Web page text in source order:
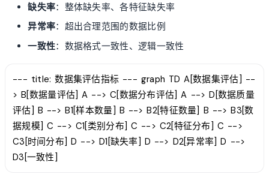
缺失率：整体缺失率、各特征缺失率
异常率：超出合理范围的数据比例
一致性：数据格式一致性、逻辑一致性
--- title: 数据集评估指标 --- graph TD A[数据集评估] --
> B[数据量评估] A --> C[数据分布评估] A --> D[数据质量
评估] B --> B1[样本数量] B --> B2[特征数量] B --> B3[数
据规模] C --> C1[类别分布] C --> C2[特征分布] C -->
C3[时间分布] D --> D1[缺失率] D --> D2[异常率] D -->
D3[一致性]